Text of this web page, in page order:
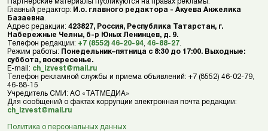
Партнерские материалы публикуются на правах рекламы.
Главный редактор: И.о. главного редактора - Акуева Анжелика
Базаевна
Адрес редакции: 423827, Россия, Республика Татарстан, г.
Набережные Челны, б-р Юных Ленинцев, д. 9.
Телефон редакции: +7 (8552) 46-20-94 46-88-27
Режим работы: Понедельник–пятница с 8:30 до 17:00. Выходные:
суббота, воскресенье.
E-mail: ch_izvest@mail.ru
Телефон рекламной службы и приема объявлений: +7 (8552) 46-02-79,
46-88-15
Учредитель СМИ: АО «ТАТМЕДИА»
Для сообщений о фактах коррупции электронная почта редакции:
ch_izvest@mail.ru
Политика о персональных данных